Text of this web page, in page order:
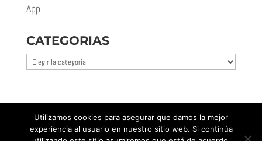
App
CATEGORIAS
Categorias
Utilizamos cookies para asegurar que damos la mejor
experiencia al usuario en nuestro sitio web. Si continúa